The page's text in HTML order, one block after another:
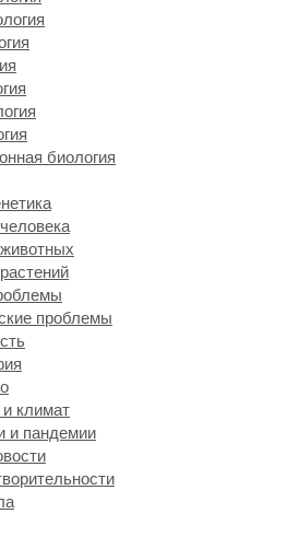
биология
проблемы
и климат
и пандемии